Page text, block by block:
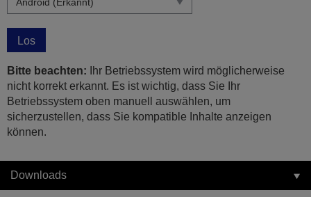
Los
Bitte beachten: Ihr Betriebssystem wird möglicherweise
nicht korrekt erkannt. Es ist wichtig, dass Sie Ihr
Betriebssystem oben manuell auswählen, um
sicherzustellen, dass Sie kompatible Inhalte anzeigen
können.
Downloads